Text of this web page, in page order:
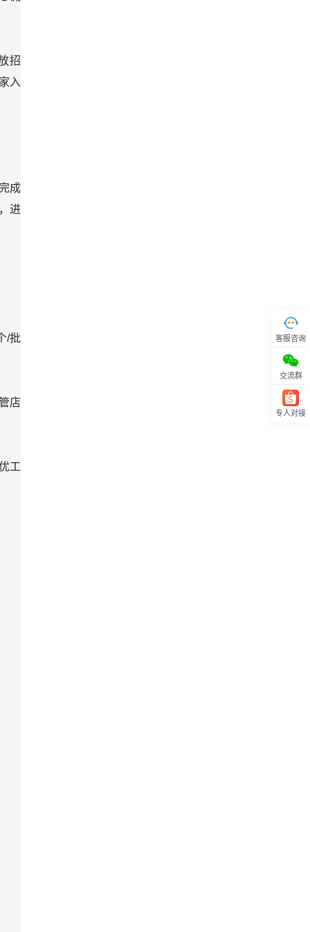
招
入
成
进
/批
店
工
客服咨询
交流群
专人对接